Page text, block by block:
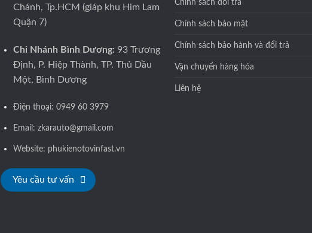
Chánh, Tp.HCM (giáp khu Him Lam
Quận 7)
Chi Nhánh Bình Dương: 93 Trương
Định, P. Hiệp Thành, TP. Thủ Dầu
Một, Bình Dương
Điện thoại: 0949 60 3979
Email: zkarauto@gmail.com
Website: phukienotovinfast.vn
Yêu cầu tư vấn
Chính sách đổi trả
Chính sách bảo mật
Chính sách bảo hành và đổi trả
Vận chuyển hàng hóa
Liên hệ